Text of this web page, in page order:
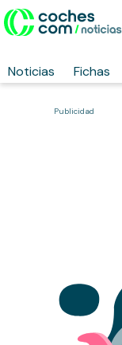
Noticias Fichas
Publicidad